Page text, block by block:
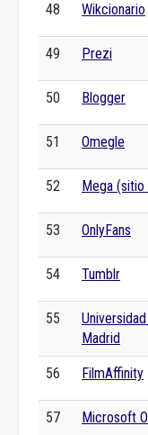
48 Wikcionario
49 Prezi
50 Blogger
51 Omegle
52 Mega (sitio
53 OnlyFans
54 Tumblr
55
Madrid
56 FilmAffinity
57 Microsoft